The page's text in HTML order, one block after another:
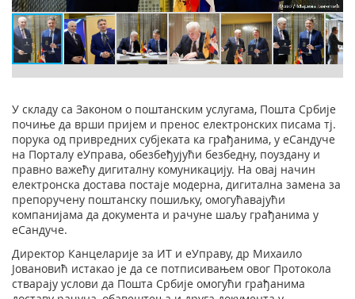
У складу са Законом о поштанским услугамa, Пошта Србије
почиње да врши пријем и пренос електронских писама тј.
порука од привредних субјеката ка грађанима, у еСандуче
на Порталу еУправа, обезбеђујући безбедну, поуздану и
правно важећу дигиталну комуникацију. На овај начин
електронска достава постаје модерна, дигитална замена за
препоручену поштанску пошиљку, омогућавајући
компанијама да документа и рачуне шаљу грађанима у
еСандуче.
Директор Канцеларије за ИТ и еУправу, др Михаило
Јовановић истакао је да се потписивањем овог Протокола
стварају услови да Пошта Србије омогући грађанима